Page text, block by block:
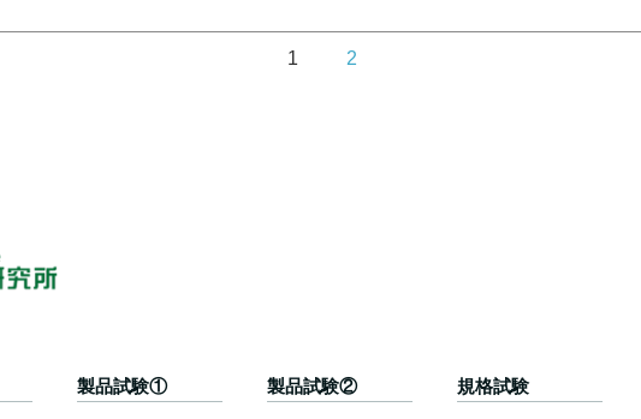
1 2
製品試験① 製品試験② 規格試験